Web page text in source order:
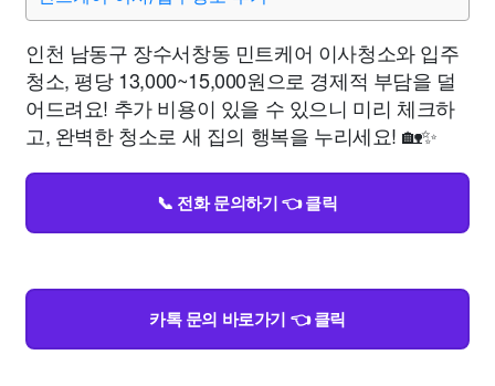
인천 남동구 장수서창동 민트케어 이사청소와 입주
청소, 평당 13,000~15,000원으로 경제적 부담을 덜
어드려요! 추가 비용이 있을 수 있으니 미리 체크하
고, 완벽한 청소로 새 집의 행복을 누리세요! 🏡✨
📞 전화 문의하기 👈 클릭
카톡 문의 바로가기 👈 클릭